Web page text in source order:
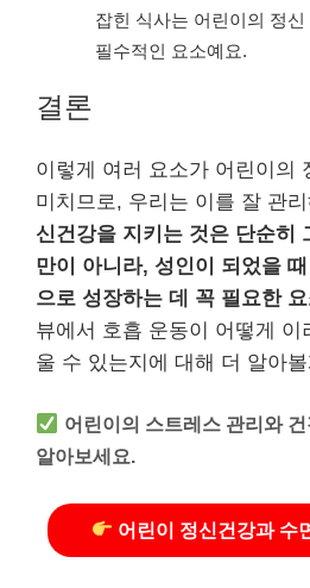
잡힌 식사는 어린이의 정
필수적인 요소예요.
결론
이렇게 여러 요소가 어린이의
미치므로, 우리는 이를 잘 관
신건강을 지키는 것은 단순히
만이 아니라, 성인이 되었을
으로 성장하는 데 꼭 필요한
뷰에서 호흡 운동이 어떻게 이
울 수 있는지에 대해 더 알아
어린이의 스트레스 관리와
알아보세요.
어린이 정신건강과 수